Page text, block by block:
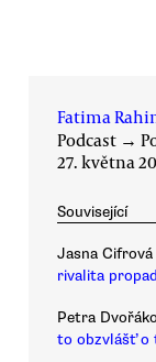
Fatima
Podcast →
27. května
Související
Jasna Cifrová
rivalita
Petra
to obzvlášť o